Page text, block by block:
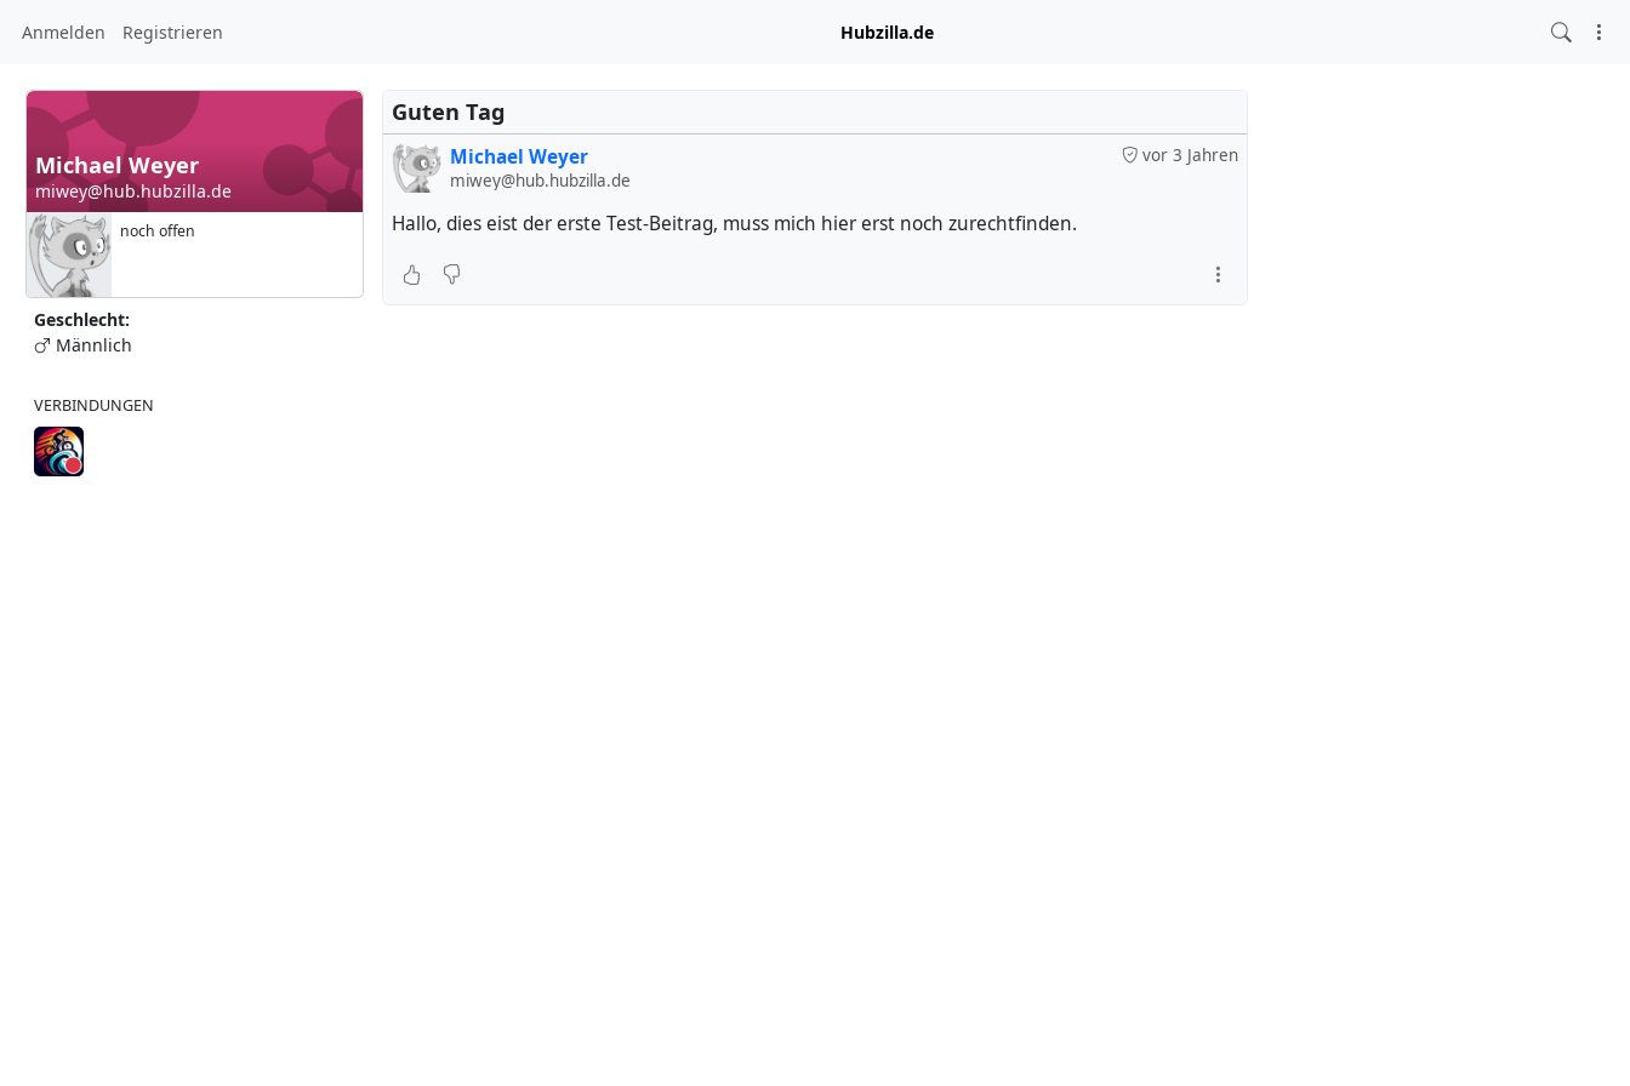
Anmelden Registrieren Hubzilla.de
Michael Weyer
miwey@hub.hubzilla.de
noch offen
Geschlecht:
Männlich
VERBINDUNGEN
Guten Tag
vor 3 Jahren
Michael Weyer
miwey@hub.hubzilla.de
Hallo, dies eist der erste Test-Beitrag, muss mich hier erst noch zurechtfinden.